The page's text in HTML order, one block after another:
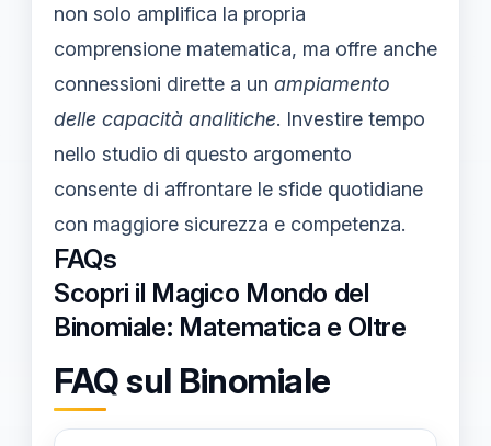
non solo amplifica la propria
comprensione matematica, ma offre anche
connessioni dirette a un ampiamento
delle capacità analitiche. Investire tempo
nello studio di questo argomento
consente di affrontare le sfide quotidiane
con maggiore sicurezza e competenza.
FAQs
Scopri il Magico Mondo del
Binomiale: Matematica e Oltre
FAQ sul Binomiale